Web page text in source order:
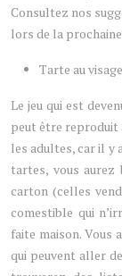
Consultez nos
lors de la
Tarte au visage
Le jeu qui est
peut être reproduit
les adultes, car il y
tartes, vous aurez
carton (celles
comestible qui
faite maison. Vous
qui peuvent aller